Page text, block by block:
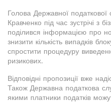
Голова Державної
Кравченко під час зустрічі з
поділився інформацією про
знизити кількість випадків
спростити процедуру
ризикових.
Відповідні пропозиції вже
Також Державна податкова
якими платники податків